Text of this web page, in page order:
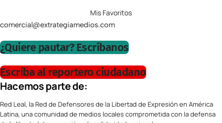
Mis Favoritos
comercial@extrategiamedios.com
¿Quiere pautar? Escríbanos
Escriba al reportero ciudadano
Hacemos parte de:
Red Leal, la Red de Defensores de la Libertad de Expresión en América
Latina, una comunidad de medios locales comprometida con la defensa